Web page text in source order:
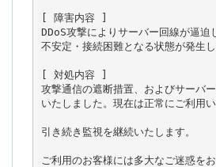
[ 障害内容 ]
DDoS攻撃によりサーバー回線が逼
不安定・接続困難となる状態が発生し
[ 対処内容 ]
攻撃通信の遮断措置、およびサーバ
いたしました。現在は正常にご利用い
引き続き監視を継続いたします。
ご利用のお客様には多大なご迷惑を